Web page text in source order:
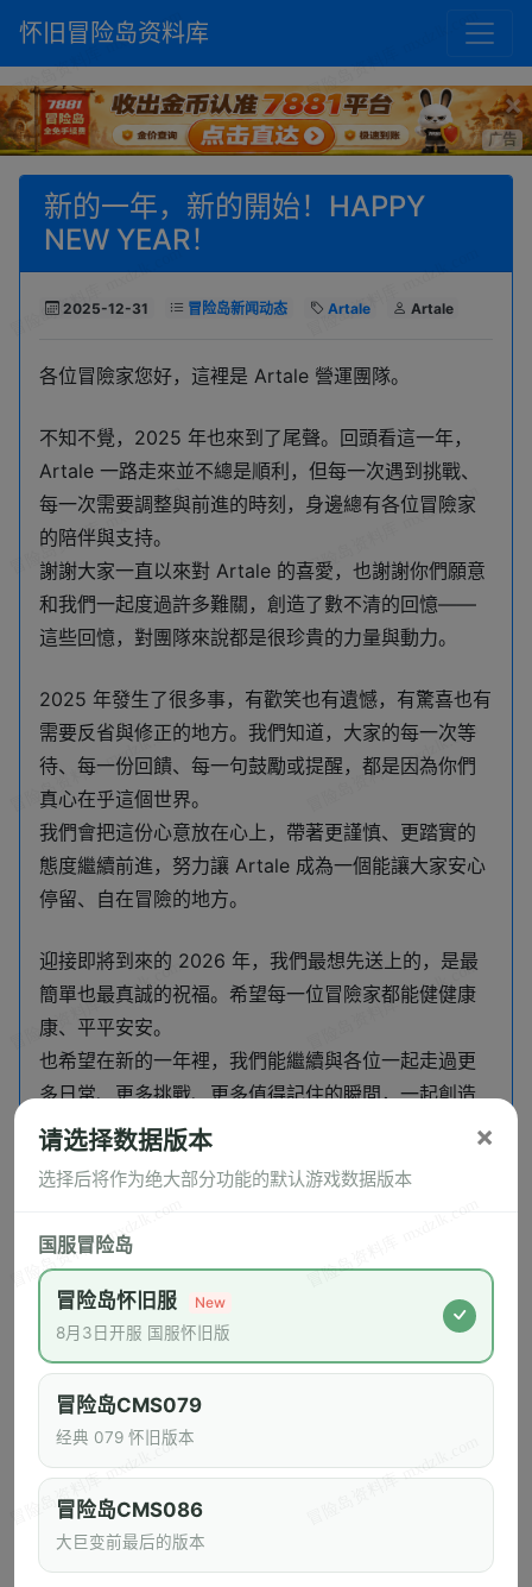
怀旧冒险岛资料库
×
广告
请选择数据版本
选择后将作为绝大部分功能的默认游戏数据版本
×
国服冒险岛
冒险岛怀旧服 New
8月3日开服 国服怀旧版
冒险岛CMS079
经典 079 怀旧版本
冒险岛CMS086
大巨变前最后的版本
新的一年，新的開始！HAPPY
NEW YEAR！
2025-12-31 冒险岛新闻动态 Artale Artale
各位冒險家您好，這裡是 Artale 營運團隊。
不知不覺，2025 年也來到了尾聲。回頭看這一年，
Artale 一路走來並不總是順利，但每一次遇到挑戰、
每一次需要調整與前進的時刻，身邊總有各位冒險家
的陪伴與支持。
謝謝大家一直以來對 Artale 的喜愛，也謝謝你們願意
和我們一起度過許多難關，創造了數不清的回憶——
這些回憶，對團隊來說都是很珍貴的力量與動力。
2025 年發生了很多事，有歡笑也有遺憾，有驚喜也有
需要反省與修正的地方。我們知道，大家的每一次等
待、每一份回饋、每一句鼓勵或提醒，都是因為你們
真心在乎這個世界。
我們會把這份心意放在心上，帶著更謹慎、更踏實的
態度繼續前進，努力讓 Artale 成為一個能讓大家安心
停留、自在冒險的地方。
迎接即將到來的 2026 年，我們最想先送上的，是最
簡單也最真誠的祝福。希望每一位冒險家都能健健康
康、平平安安。
也希望在新的一年裡，我們能繼續與各位一起走過更
多日常、更多挑戰、更多值得記住的瞬間，一起創造
更多不同的回憶。
新的一年，請多多指教。
Artale 營運團隊 敬上
近期更新
冒险岛怀旧服8月4日上午7点停机维护公告
8/4（二）Artale World 更新公告(0804新增)
8/4（二）Artale World 維護公告